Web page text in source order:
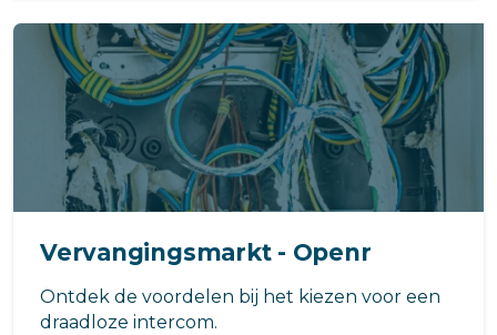
Vervangingsmarkt - Openr
Ontdek de voordelen bij het kiezen voor een
draadloze intercom.